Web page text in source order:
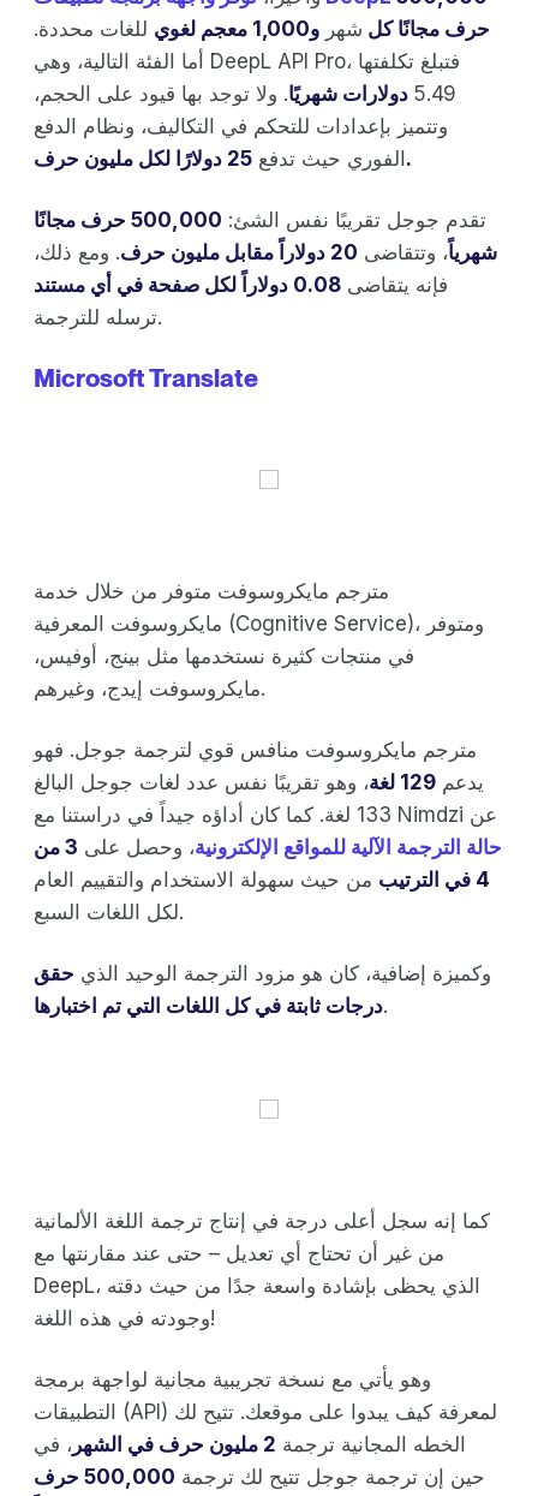
حرف مجانًا كل شهر و1,000 معجم لغوي
للغات محددة.
أما الفئة التالية، وهي DeepL API Pro، فتبلغ تكلفتها
5.49 دولارات شهريًا. ولا توجد بها قيود على الحجم،
وتتميز بإعدادات للتحكم في التكاليف، ونظام الدفع
الفوري حيث تدفع 25 دولارًا لكل مليون حرف.
تقدم جوجل تقريبًا نفس الشئ:
500,000 حرف مجانًا
شهرياً، وتتقاضى 20 دولاراً مقابل مليون حرف
. ومع ذلك،
فإنه يتقاضى 0.08 دولاراً لكل صفحة في أي مستند
ترسله للترجمة.
Microsoft Translate
مترجم مايكروسوفت متوفر من خلال خدمة
مايكروسوفت المعرفية (Cognitive Service)، ومتوفر
في منتجات كثيرة نستخدمها مثل بينج، أوفيس،
مايكروسوفت إيدج، وغيرهم.
مترجم مايكروسوفت منافس قوي لترجمة جوجل. فهو
يدعم 129 لغة
، وهو تقريبًا نفس عدد لغات جوجل البالغ
133 لغة. كما كان أداؤه جيداً في دراستنا مع Nimdzi عن
حالة الترجمة الآلية للمواقع الإلكترونية، وحصل على
3 من
4 في الترتيب
من حيث سهولة الاستخدام والتقييم العام
لكل اللغات السبع.
وكميزة إضافية، كان هو مزود الترجمة الوحيد الذي حقق
درجات ثابتة في كل اللغات التي تم اختبارها.
كما إنه سجل أعلى درجة في إنتاج ترجمة اللغة الألمانية
من غير أن تحتاج أي تعديل – حتى عند مقارنتها مع
DeepL، الذي يحظى بإشادة واسعة جدًا من حيث دقته
وجودته في هذه اللغة!
وهو يأتي مع نسخة تجريبية مجانية لواجهة برمجة
التطبيقات (API) لمعرفة كيف يبدوا على موقعك. تتيح لك
الخطه المجانية ترجمة 2 مليون حرف في الشهر
، في
حين إن ترجمة جوجل تتيح لك ترجمة
500,000 حرف